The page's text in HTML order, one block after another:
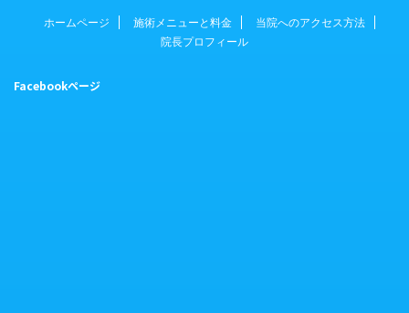
ホームページ 施術メニューと料金
当院へのアクセス方法
院長プロフィール
Facebookページ